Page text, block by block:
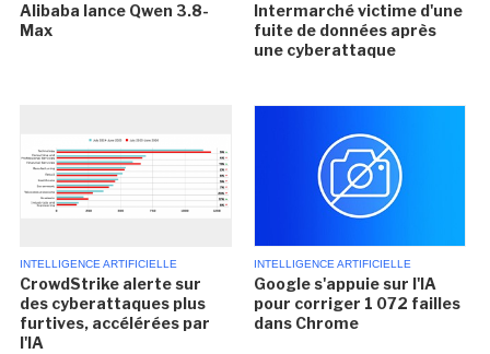
Alibaba lance Qwen 3.8-
Max
Intermarché victime d'une
fuite de données après
une cyberattaque
INTELLIGENCE ARTIFICIELLE
CrowdStrike alerte sur
des cyberattaques plus
furtives, accélérées par
l'IA
INTELLIGENCE ARTIFICIELLE
Google s'appuie sur l'IA
pour corriger 1 072 failles
dans Chrome